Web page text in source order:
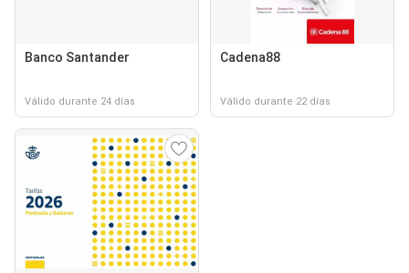
Banco Santander
Válido durante 24 días
Cadena88
Válido durante 22 días